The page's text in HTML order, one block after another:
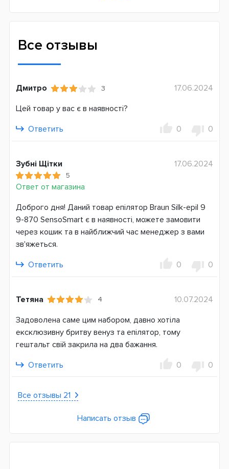
2
Мокрый
Дополнительные насадки
Бритвенная головка
Массажная насадка
Дополнительные опции
Влажная эпиляция
Плавающая головка
Подсветка
40
Аккумулятор
Страна производитель
Германия
12 месяцев
Все отзывы
Дмитро 3
17.06.2024
Цей товар у вас є в наявності?
Ответить
0 0
Зубні Щітки
5
Ответ от магазина
17.06.2024
Доброго дня! Даний товар епілятор Braun Silk-epil 9
9-870 SensoSmart є в наявності, можете замовити
через кошик та в найближчий час менеджер з вами
зв'яжеться.
Ответить
0 0
Тетяна 4
10.07.2024
Задоволена саме цим набором, давно хотіла
ексклюзивну бритву венуз та епілятор, тому
гештальт свій закрила на два бажання.
Ответить
0 0
Все отзывы 21
Написать отзыв